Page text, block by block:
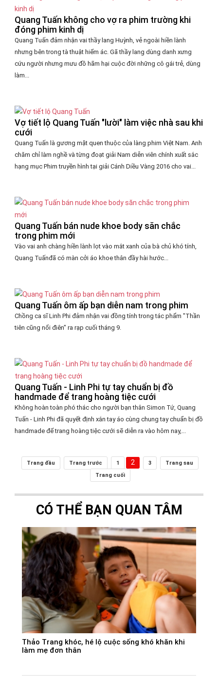
Quang Tuấn không cho vợ ra phim trường khi
đóng phim kinh dị
Quang Tuấn đảm nhận vai thầy lang Huỳnh, vẻ ngoài hiền lành
nhưng bên trong tà thuật hiểm ác. Gã thầy lang dùng danh xưng
cứu người nhưng mưu đồ hãm hại cuộc đời những cô gái trẻ, dùng
làm...
Vợ tiết lộ Quang Tuấn "lười" làm việc nhà sau khi
cưới
Quang Tuấn là gương mặt quen thuộc của làng phim Việt Nam. Anh
chăm chỉ làm nghề và từng đoạt giải Nam diễn viên chính xuất sắc
hạng mục Phim truyền hình tại giải Cánh Diều Vàng 2016 cho vai...
Quang Tuấn bán nude khoe body săn chắc
trong phim mới
Vào vai anh chàng hiền lành lọt vào mắt xanh của bà chủ khó tính,
Quang Tuấnđã có màn cởi áo khoe thân đầy hài hước...
Quang Tuấn ôm ấp bạn diễn nam trong phim
Chồng ca sĩ Linh Phi đảm nhận vai đồng tính trong tác phẩm "Thần
tiên cũng nổi điên" ra rạp cuối tháng 9.
Quang Tuấn - Linh Phi tự tay chuẩn bị đồ
handmade để trang hoàng tiệc cưới
Không hoàn toàn phó thác cho người bạn thân Simon Tứ, Quang
Tuấn - Linh Phi đã quyết định xắn tay áo cùng chung tay chuẩn bị đồ
handmade để trang hoàng tiệc cưới sẽ diễn ra vào hôm nay,...
Trang đầu Trang trước 1 2 3
Trang sau
Trang cuối
CÓ THỂ BẠN QUAN TÂM
Thảo Trang khóc, hé lộ cuộc sống khó khăn khi
làm mẹ đơn thân